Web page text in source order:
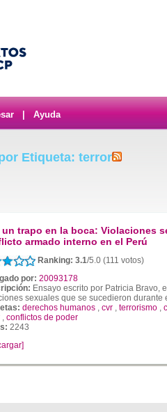
Ayuda
Etiqueta: terror
un trapo en la boca: Violaciones
armado interno en el Perú
Ranking: 3.1/5.0 (111 votos)
por: 20093178
Ensayo escrito por Patricia Bravo,
sexuales que se sucedieron durante
derechos humanos , cvr , terrorismo ,
, conflictos de poder
2243